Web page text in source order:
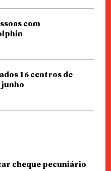
com
16 centros de
junho
cheque pecuniário